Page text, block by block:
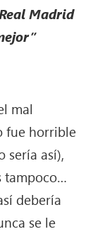
Madrid
mal
fue horrible
sería así),
tampoco…
debería
se le